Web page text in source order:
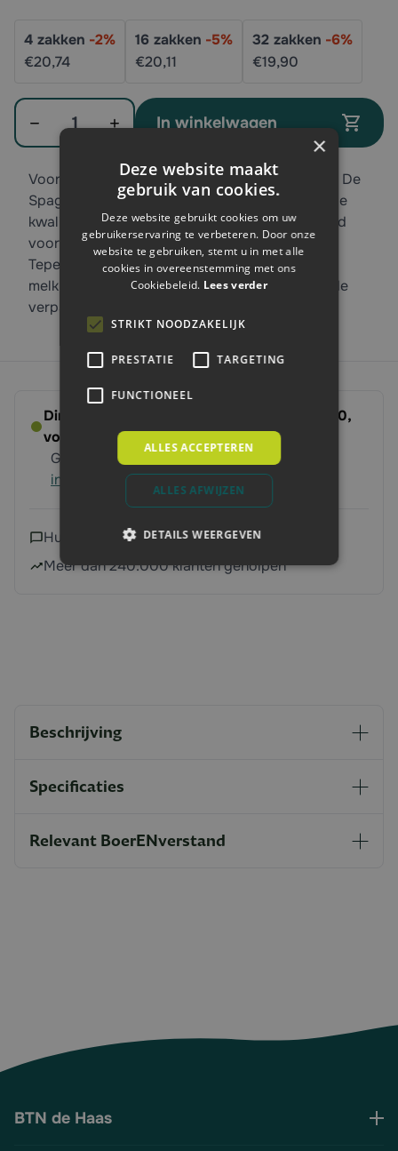
4 zakken -2%
€20,74
16 zakken -5%
€20,11
32 zakken -6%
€19,90
Aantal
In winkelwagen
Voorkom bacteriën en nadelige melkprestaties. De
Spaggiari tepelvoeringen zijn gemaakt van hoge
kwaliteit rubber. De tepelvoeringen zijn passend
voor SAC, originele code 252.15.010.
Tepelvoeringen vervangen doet u met de
melkmachine onderdelen van BTN de Haas. In de
verpakking zitten 4 stuks.
Direct leverbaar - Bestel voor dinsdag 14:00,
volgende werkdag op ’t erf
Gratis verzending vanaf 250 euro Meer
informatie
Hulp nodig?Neem contact met ons op
Meer dan 240.000 klanten geholpen
Beschrijving
Specificaties
Relevant BoerENverstand
BTN de Haas
×
Deze website maakt
gebruik van cookies.
Deze website gebruikt cookies om uw
gebruikerservaring te verbeteren. Door onze
website te gebruiken, stemt u in met alle
cookies in overeenstemming met ons
Cookiebeleid. Lees verder
STRIKT NOODZAKELIJK
PRESTATIE TARGETING
FUNCTIONEEL
ALLES ACCEPTEREN
ALLES AFWIJZEN
DETAILS WEERGEVEN